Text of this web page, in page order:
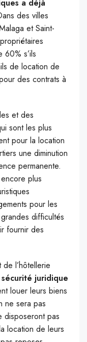
a déjà
des villes
et Saint-
s’ils
de location de
des contrats à
et des
sont les plus
pour la location
une diminution
permanente.
plus
pour les
difficultés
fournir des
l’hôtellerie
sécurité juridique
louer leurs biens
ne sera pas
disposeront pas
location de leurs